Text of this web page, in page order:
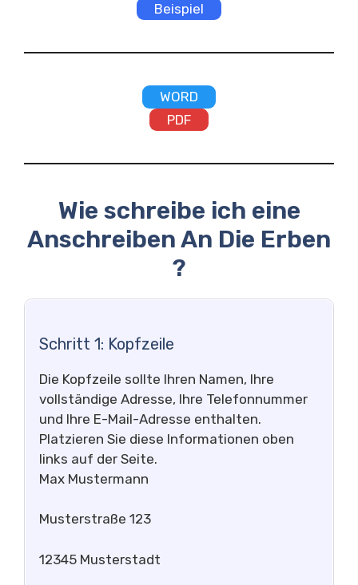
Beispiel
WORD
PDF
Wie schreibe ich eine
Anschreiben An Die Erben
?
Schritt 1: Kopfzeile
Die Kopfzeile sollte Ihren Namen, Ihre
vollständige Adresse, Ihre Telefonnummer
und Ihre E-Mail-Adresse enthalten.
Platzieren Sie diese Informationen oben
links auf der Seite.
Max Mustermann
Musterstraße 123
12345 Musterstadt